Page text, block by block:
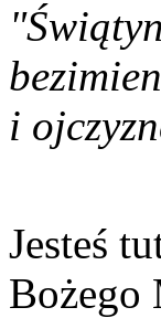
i
Jesteś
Bożego